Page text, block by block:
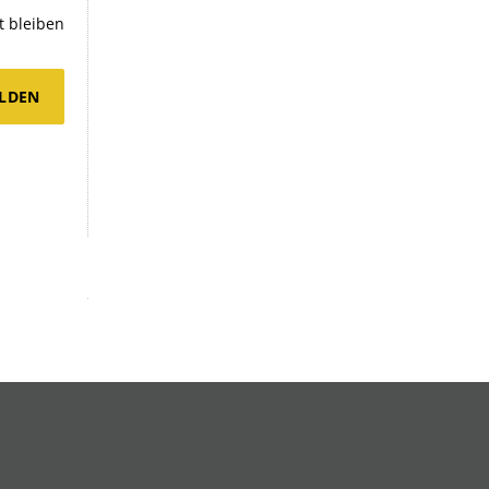
bleiben